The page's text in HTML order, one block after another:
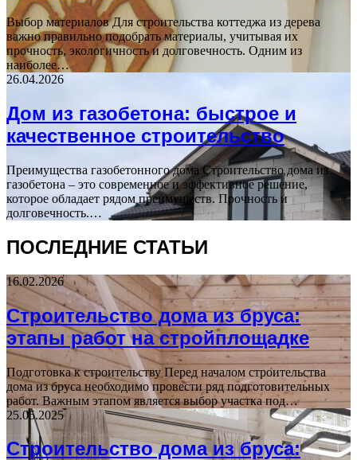
Выбор материалов Для строительства коттеджа из дерева
важно правильно подобрать материалы, учитывая их
прочность, экологичность и долговечность. Одним из
наиболее…
26.04.2026
Дом из газобетона: быстрое и
качественное строительство
Преимущества газобетонного дома Строительство дома из
газобетона – это современное и эффективное решение,
которое обладает рядом преимуществ. Прочность и
долговечность.…
ПОСЛЕДНИЕ СТАТЬИ
16.02.2026
Строительство дома из бруса:
этапы работ на стройплощадке
Подготовка к строительству Перед началом строительства
дома из бруса необходимо провести ряд подготовительных
работ. Важным этапом является выбор участка под…
25.05.2025
Строительство дома из бруса: